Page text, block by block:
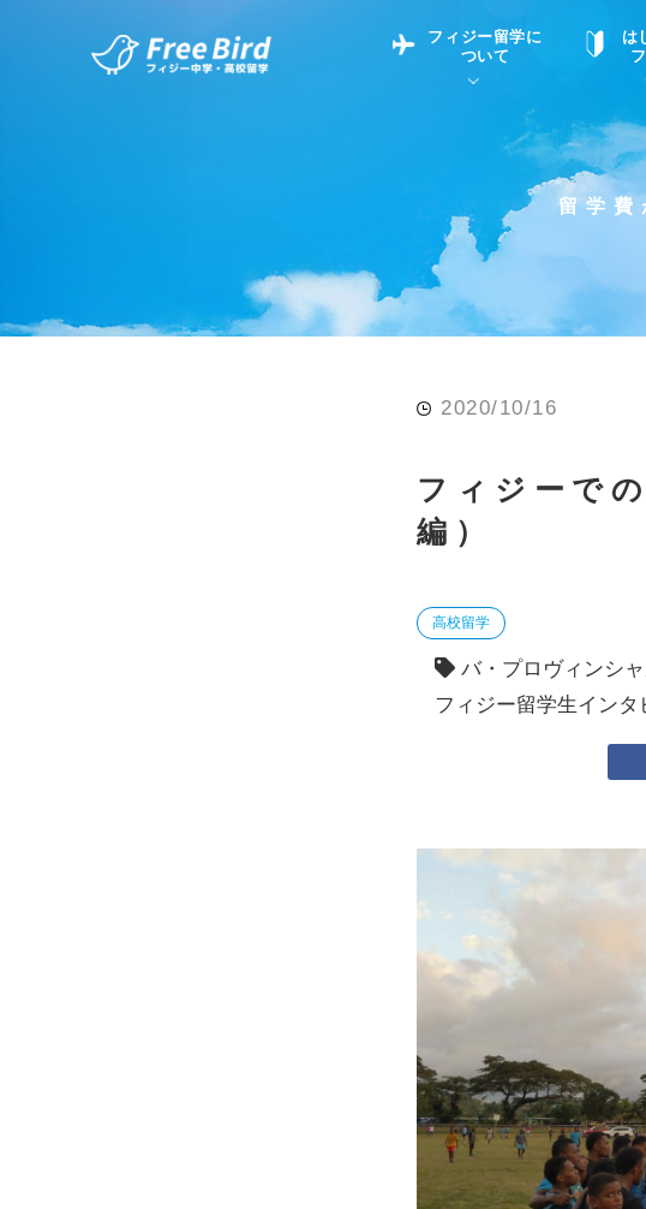
フィジー留学に
ついて
フィジー留学について
は
フィジーでの生活Q&A
現地高校Q&A
英語についてQ&A
フィジー留学通信TOP
留学コラム
留学費
2020/10/16
フィジーで
編）
高校留学
バ・プロヴィンシ
フィジー留学生インタ